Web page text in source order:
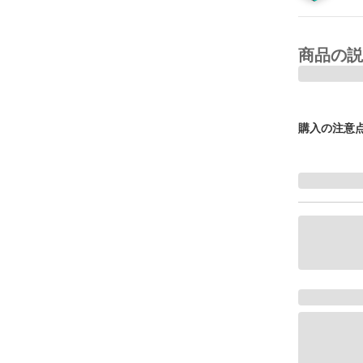
商品の
購入の注意